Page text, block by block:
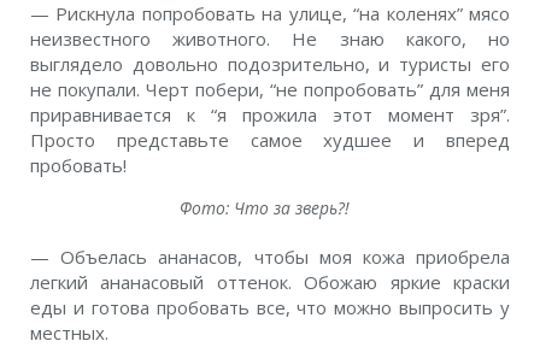
— Рискнула попробовать на улице, “на коленях” мясо
неизвестного животного. Не знаю какого, но
выглядело довольно подозрительно, и туристы его
не покупали. Черт побери, “не попробовать” для меня
приравнивается к “я прожила этот момент зря”.
Просто представьте самое худшее и вперед
пробовать!
Фото: Что за зверь?!
— Объелась ананасов, чтобы моя кожа приобрела
легкий ананасовый оттенок. Обожаю яркие краски
еды и готова пробовать все, что можно выпросить у
местных.